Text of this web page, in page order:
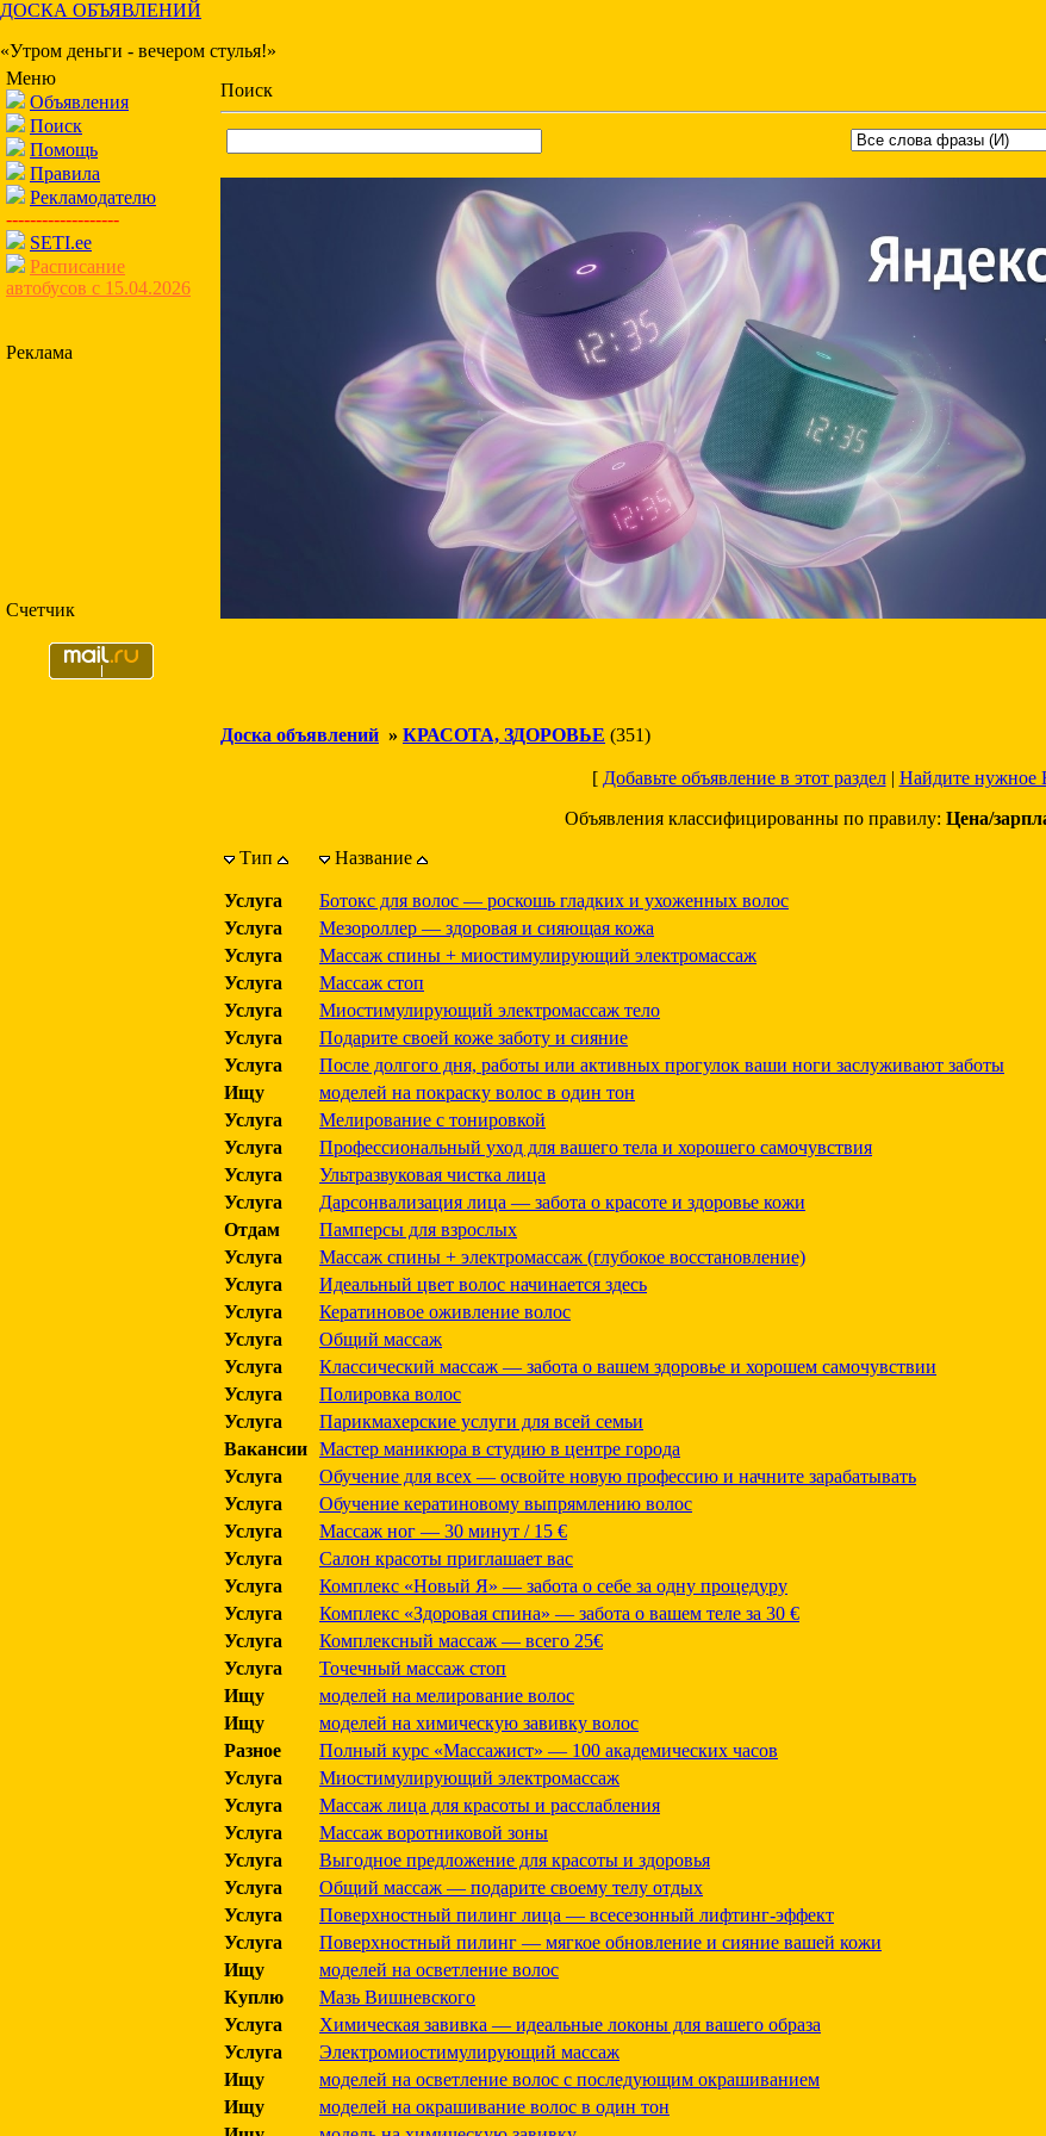
ДОСКА ОБЪЯВЛЕНИЙ
«Утром деньги - вечером стулья!»
Меню
Объявления
Поиск
Помощь
Правила
Рекламодателю
-------------------
SETI.ee
Расписание
автобусов с 15.04.2026
Реклама
Счетчик
Поиск
Доска объявлений » КРАСОТА, ЗДОРОВЬЕ (351)
[ Добавьте объявление в этот раздел| Найдите нужное
Объявления классифицированны по правилу: Цена/
Тип
Название
Услуга Ботокс для волос — роскошь гладких и ухоженных волос
Услуга
Мезороллер — здоровая и сияющая кожа
Услуга
Массаж спины + миостимулирующий электромассаж
Услуга
Массаж стоп
Услуга
Миостимулирующий электромассаж тело
Услуга
Подарите своей коже заботу и сияние
Услуга
После долгого дня, работы или активных прогулок ваши ноги заслуживают заботы
Ищу
моделей на покраску волос в один тон
Услуга
Мелирование с тонировкой
Услуга
Профессиональный уход для вашего тела и хорошего самочувствия
Услуга
Ультразвуковая чистка лица
Услуга
Дарсонвализация лица — забота о красоте и здоровье кожи
Отдам
Памперсы для взрослых
Услуга
Массаж спины + электромассаж (глубокое восстановление)
Услуга
Идеальный цвет волос начинается здесь
Услуга
Кератиновое оживление волос
Услуга
Общий массаж
Услуга
Классический массаж — забота о вашем здоровье и хорошем самочувствии
Услуга
Полировка волос
Услуга
Парикмахерские услуги для всей семьи
Вакансии Мастер маникюра в студию в центре города
Услуга
Обучение для всех — освойте новую профессию и начните зарабатывать
Услуга
Обучение кератиновому выпрямлению волос
Услуга
Массаж ног — 30 минут / 15 €
Услуга
Салон красоты приглашает вас
Услуга
Комплекс «Новый Я» — забота о себе за одну процедуру
Услуга
Комплекс «Здоровая спина» — забота о вашем теле за 30 €
Услуга
Комплексный массаж — всего 25€
Услуга
Точечный массаж стоп
Ищу
моделей на мелирование волос
Ищу
моделей на химическую завивку волос
Разное
Полный курс «Массажист» — 100 академических часов
Услуга
Миостимулирующий электромассаж
Услуга
Массаж лица для красоты и расслабления
Услуга
Массаж воротниковой зоны
Услуга
Выгодное предложение для красоты и здоровья
Услуга
Общий массаж — подарите своему телу отдых
Услуга
Поверхностный пилинг лица — всесезонный лифтинг-эффект
Услуга
Поверхностный пилинг — мягкое обновление и сияние вашей кожи
Ищу
моделей на осветление волос
Куплю
Мазь Вишневского
Услуга
Химическая завивка — идеальные локоны для вашего образа
Услуга
Электромиостимулирующий массаж
Ищу
моделей на осветление волос с последующим окрашиванием
Ищу
моделей на окрашивание волос в один тон